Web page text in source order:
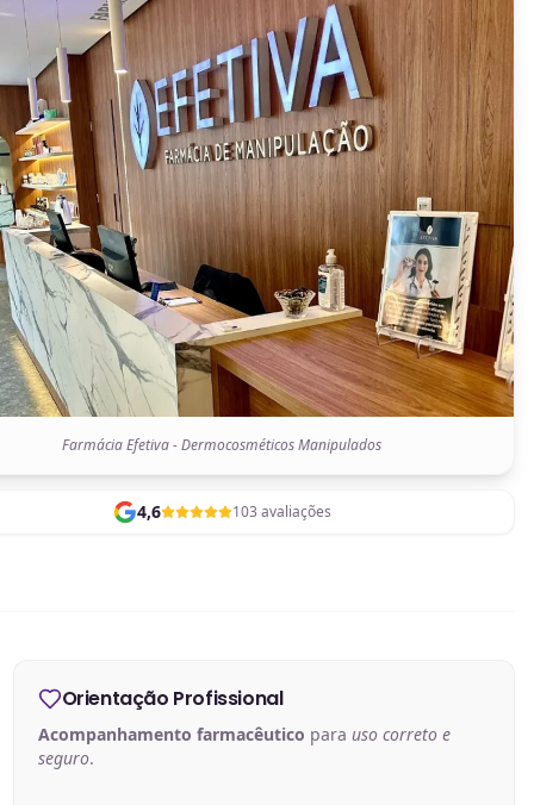
Farmácia Efetiva - Dermocosméticos Manipulados
4,6 103 avaliações
Orientação Profissional
Acompanhamento farmacêutico para uso correto e
seguro.